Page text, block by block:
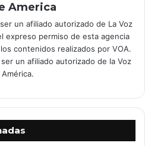
America
un afiliado autorizado de La Voz
expreso permiso de esta agencia
contenidos realizados por VOA.
un afiliado autorizado de la Voz